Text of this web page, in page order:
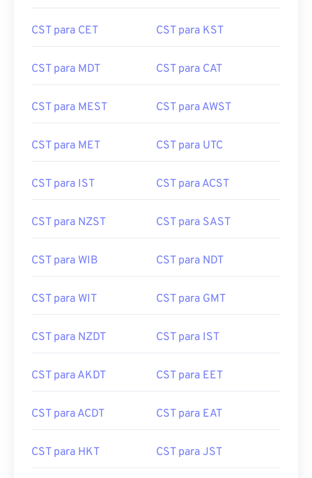
CST para CET CST para KST
CST para MDT CST para CAT
CST para MEST CST para AWST
CST para MET CST para UTC
CST para IST CST para ACST
CST para NZST CST para SAST
CST para WIB CST para NDT
CST para WIT CST para GMT
CST para NZDT CST para IST
CST para AKDT CST para EET
CST para ACDT CST para EAT
CST para HKT CST para JST